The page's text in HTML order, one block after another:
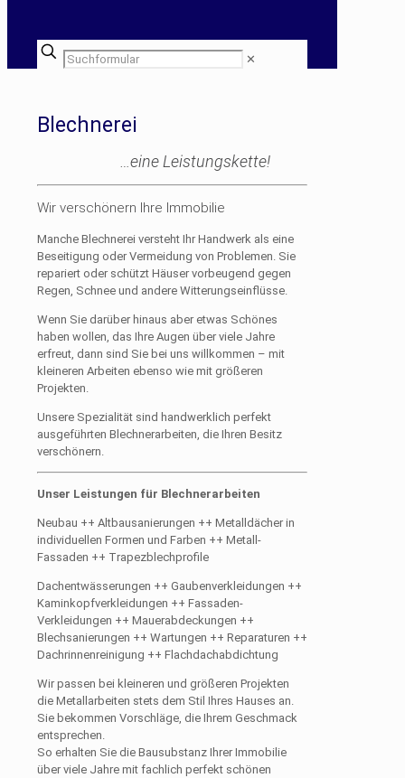
✕
Blechnerei
…eine Leistungskette!
Wir verschönern Ihre Immobilie
Manche Blechnerei versteht Ihr Handwerk als eine
Beseitigung oder Vermeidung von Problemen. Sie
repariert oder schützt Häuser vorbeugend gegen
Regen, Schnee und andere Witterungseinflüsse.
Wenn Sie darüber hinaus aber etwas Schönes
haben wollen, das Ihre Augen über viele Jahre
erfreut, dann sind Sie bei uns willkommen – mit
kleineren Arbeiten ebenso wie mit größeren
Projekten.
Unsere Spezialität sind handwerklich perfekt
ausgeführten Blechnerarbeiten, die Ihren Besitz
verschönern.
Unser Leistungen für Blechnerarbeiten
Neubau ++ Altbausanierungen ++ Metalldächer in
individuellen Formen und Farben ++ Metall-
Fassaden ++ Trapezblechprofile
Dachentwässerungen ++ Gaubenverkleidungen ++
Kaminkopfverkleidungen ++ Fassaden-
Verkleidungen ++ Mauerabdeckungen ++
Blechsanierungen ++ Wartungen ++ Reparaturen ++
Dachrinnenreinigung ++ Flachdachabdichtung
Wir passen bei kleineren und größeren Projekten
die Metallarbeiten stets dem Stil Ihres Hauses an.
Sie bekommen Vorschläge, die Ihrem Geschmack
entsprechen.
So erhalten Sie die Bausubstanz Ihrer Immobilie
über viele Jahre mit fachlich perfekt schönen